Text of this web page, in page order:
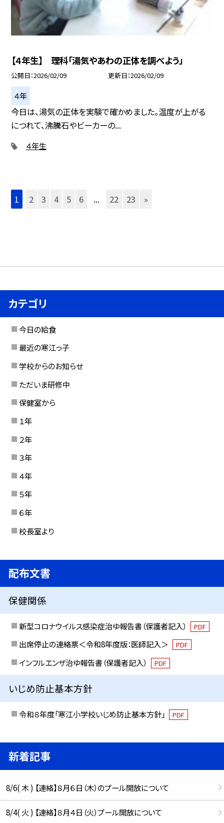
【４年生】 理科「湯気やあわの正体を調べよう」
公開日 2026/02/09 更新日 2026/02/09
４年
今日は、湯気の正体を実験で確かめました。温度が上がる
につれて、沸騰石やビーカーの...
４年生
1 2 3 4 5 6 ... 22 23 »
カテゴリ
今日の給食
最近の寒江っ子
学校からのお知らせ
ただいま研修中
保健室から
１年
２年
３年
４年
５年
６年
校長室より
配布文書
保健関係
新型コロナウイルス感染症治ゆ報告書（保護者記入） PDF
出席停止の連絡票＜令和8年度版：医師記入＞ PDF
インフルエンザ治ゆ報告書（保護者記入） PDF
いじめ防止基本方針
令和８年度「寒江小学校いじめ防止基本方針」 PDF
新着記事
8/6( 木 ) 【連絡】８月６日（木）のプール開放について
8/4( 火 ) 【連絡】８月４日（火）プール開放について